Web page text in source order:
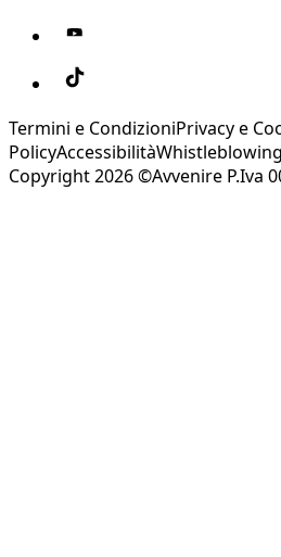
Termini e CondizioniPrivacy e
PolicyAccessibilitàWhistleblowing
Copyright 2026 ©Avvenire P.Iva